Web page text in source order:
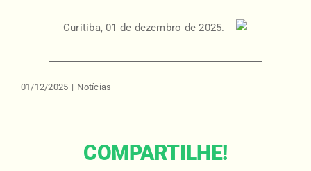
Curitiba, 01 de dezembro de 2025.
01/12/2025 | Notícias
COMPARTILHE!